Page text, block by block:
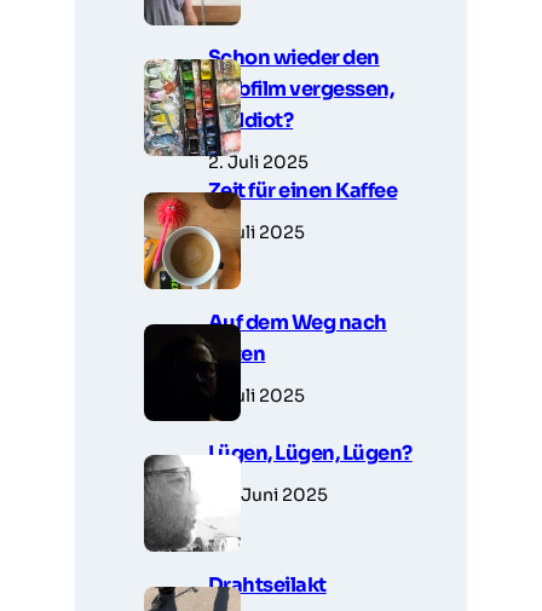
Schon wieder den
Farbfilm vergessen,
Du Idiot?
2. Juli 2025
Zeit für einen Kaffee
1. Juli 2025
Auf dem Weg nach
unten
1. Juli 2025
Lügen, Lügen, Lügen?
30. Juni 2025
Drahtseilakt